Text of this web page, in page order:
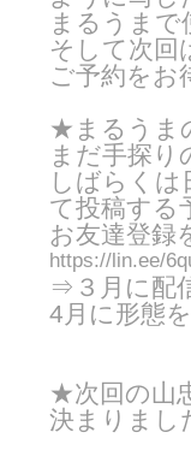
まるうまで
そして次回
ご予約をお
★まるうま
まだ手探り
しばらくは
て投稿する
お友達登録
https://lin.ee/
⇒３月に配
4月に形態
★次回の山
決まりまし